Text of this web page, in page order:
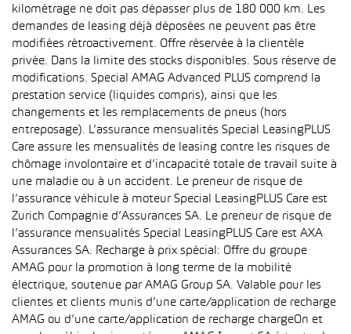
kilométrage ne doit pas dépasser plus de 180 000 km. Les
demandes de leasing déjà déposées ne peuvent pas être
modifiées rétroactivement. Offre réservée à la clientèle
privée. Dans la limite des stocks disponibles. Sous réserve de
modifications. Special AMAG Advanced PLUS comprend la
prestation service (liquides compris), ainsi que les
changements et les remplacements de pneus (hors
entreposage). L’assurance mensualités Special LeasingPLUS
Care assure les mensualités de leasing contre les risques de
chômage involontaire et d’incapacité totale de travail suite à
une maladie ou à un accident. Le preneur de risque de
l’assurance véhicule à moteur Special LeasingPLUS Care est
Zurich Compagnie d’Assurances SA. Le preneur de risque de
l’assurance mensualités Special LeasingPLUS Care est AXA
Assurances SA. Recharge à prix spécial: Offre du groupe
AMAG pour la promotion à long terme de la mobilité
électrique, soutenue par AMAG Group SA. Valable pour les
clientes et clients munis d’une carte/application de recharge
AMAG ou d’une carte/application de recharge chargeOn et